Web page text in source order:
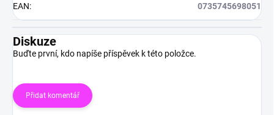
EAN: 0735745698051
Diskuze
Buďte první, kdo napíše příspěvek k této položce.
Přidat komentář